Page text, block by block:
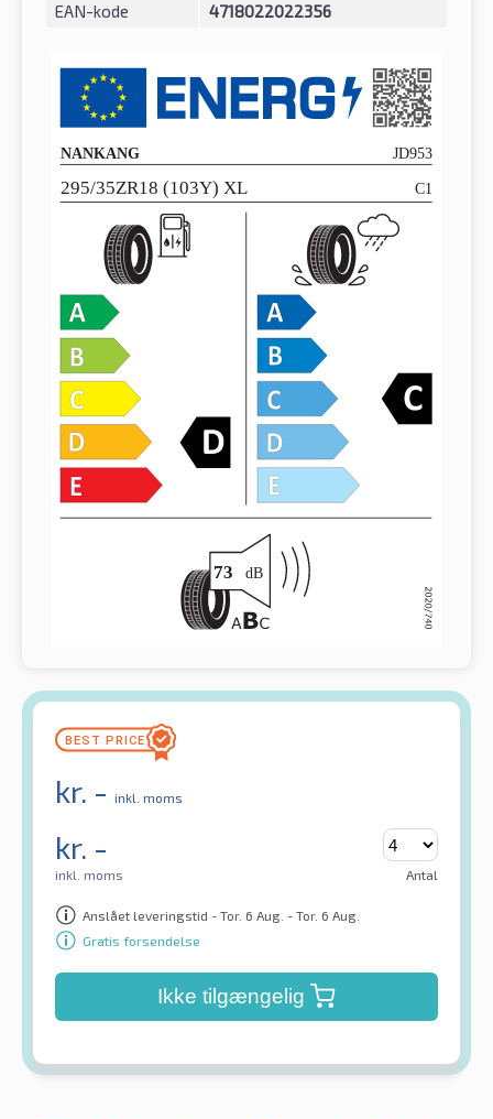
EAN-kode 4718022022356
kr. - inkl. moms
kr. -
inkl. moms Antal
Anslået leveringstid - Tor. 6 Aug. - Tor. 6 Aug.
Gratis forsendelse
Ikke tilgængelig